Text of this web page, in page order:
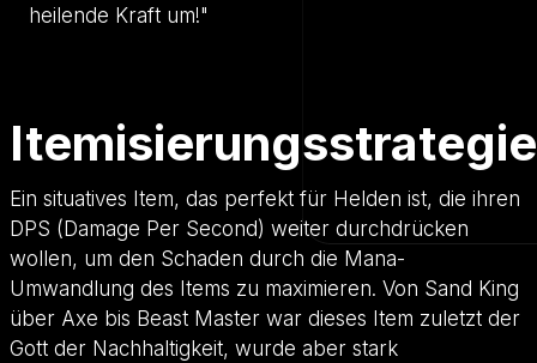
heilende Kraft um!"
Itemisierungsstrategie
Ein situatives Item, das perfekt für Helden ist, die ihren
DPS (Damage Per Second) weiter durchdrücken
wollen, um den Schaden durch die Mana-
Umwandlung des Items zu maximieren. Von Sand King
über Axe bis Beast Master war dieses Item zuletzt der
Gott der Nachhaltigkeit, wurde aber stark